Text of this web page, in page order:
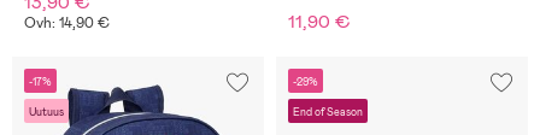
Ovh: 14,90 € 11,90 €
-17%
Uutuus
-29%
End of Season